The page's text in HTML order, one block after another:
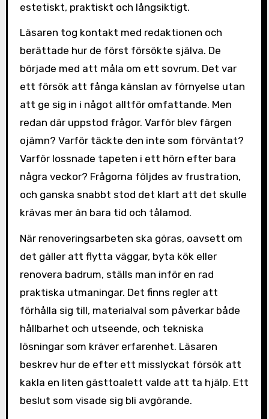
estetiskt, praktiskt och långsiktigt.
Läsaren tog kontakt med redaktionen och
berättade hur de först försökte själva. De
började med att måla om ett sovrum. Det var
ett försök att fånga känslan av förnyelse utan
att ge sig in i något alltför omfattande. Men
redan där uppstod frågor. Varför blev färgen
ojämn? Varför täckte den inte som förväntat?
Varför lossnade tapeten i ett hörn efter bara
några veckor? Frågorna följdes av frustration,
och ganska snabbt stod det klart att det skulle
krävas mer än bara tid och tålamod.
När renoveringsarbeten ska göras, oavsett om
det gäller att flytta väggar, byta kök eller
renovera badrum, ställs man inför en rad
praktiska utmaningar. Det finns regler att
förhålla sig till, materialval som påverkar både
hållbarhet och utseende, och tekniska
lösningar som kräver erfarenhet. Läsaren
beskrev hur de efter ett misslyckat försök att
kakla en liten gästtoalett valde att ta hjälp. Ett
beslut som visade sig bli avgörande.